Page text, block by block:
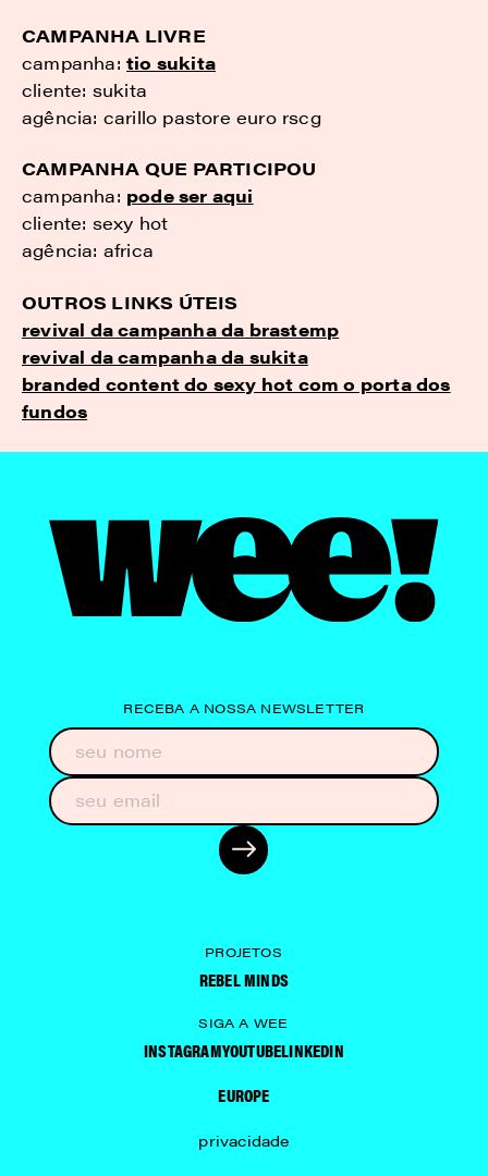
CAMPANHA LIVRE
campanha: tio sukita
cliente: sukita
agência: carillo pastore euro rscg
CAMPANHA QUE PARTICIPOU
campanha: pode ser aqui
cliente: sexy hot
agência: africa
OUTROS LINKS ÚTEIS
revival da campanha da brastemp
revival da campanha da sukita
branded content do sexy hot com o porta dos
fundos
RECEBA A NOSSA NEWSLETTER
PROJETOS
REBEL MINDS
SIGA A WEE
INSTAGRAMYOUTUBELINKEDIN
EUROPE
privacidade